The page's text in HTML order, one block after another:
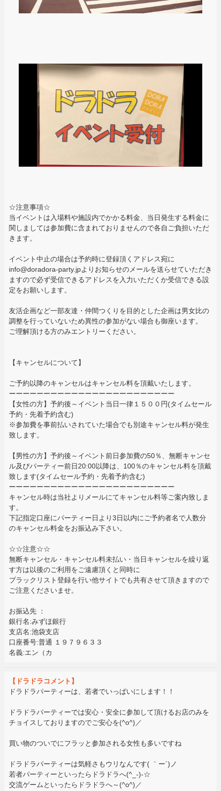
☆注意事項☆
当イベントは入場料や施設内でかかる料金、当日発生する料金に
関しましては参加費に含まれておりませんので各自ご負担いただ
きます。
イベント中止の場合は予約時に登録頂くアドレス宛に
info@doradora-party.jpよりお知らせのメールを送らせていただき
ますので必ず受信できるアドレスを入力いただくか受信できる設
定をお願いします。
友活企画など一部友達・仲間つくりを目的とした企画は男女比の
調整を行っていないため異性の参加がない場合も御座います。
ご理解頂ける方のみエントリーください。
【キャンセルについて】
ご予約以降のキャンセルはキャンセル料を頂戴いたします。
ーーーーーーーーーーーーーーーーーーーーーーーー
【女性の方】予約後～イベント当日一律１５００円(タイムセール
予約・先着予約含む)
※参加費を事前払いされていた場合でも別途キャンセル料が発生
致します。
【男性の方】予約後～イベント前日参加費の50％、無断キャンセ
ル及びパーティー前日20:00以降は、100％のキャンセル料を頂戴
致します(タイムセール予約・先着予約含む)
ーーーーーーーーーーーーーーーーーーーーーーーー
キャンセル時は当社よりメールにてキャンセル料等ご案内致しま
す。
下記指定口座にパーティー日より3日以内にご予約者名で人数分
のキャンセル料金をお振込み下さい。
☆☆注意☆☆
無断キャンセル・キャンセル料未払い・当日キャンセルを繰り返
す方は以後のご利用をご遠慮頂くと同時に
ブラックリスト登録を行い他サイトでも共有させて頂きますので
ご注意くださいませ。
お振込先 ：
銀行名:みずほ銀行
支店名:池袋支店
口座番号:普通 １９７９６３３
名義:エン（カ
【ドラドラコメント】
ドラドラパーティーは、若者でいっぱいにします！！
ドラドラパーティーでは安心・安全に参加して頂けるお店のみを
チョイスしておりますのでご安心を(^o^)／
買い物のついでにフラッと参加される女性も多いですね
ドラドラパーティーは気軽さもウリなんです( ｀ー´)ノ
若者パーティーといったらドラドラへ(^_-)-☆
交流ゲームといったらドラドラへ～(^o^)／